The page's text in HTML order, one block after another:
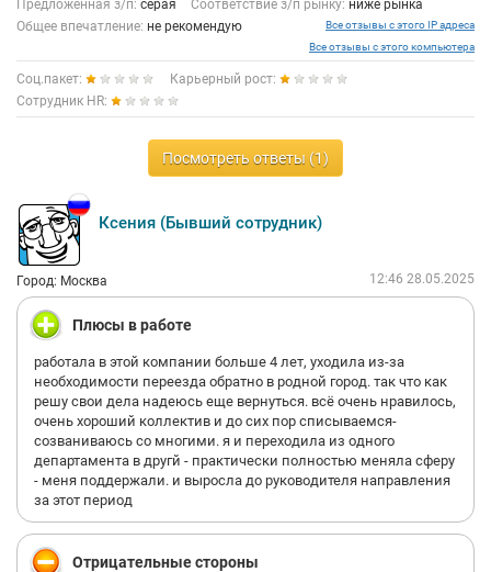
Предложенная з/п: серая Соответствие з/п рынку: ниже рынка
Общее впечатление: не рекомендую
Все отзывы с этого IP адреса
Все отзывы с этого компьютера
Соц.пакет:
Карьерный рост:
Сотрудник HR:
Посмотреть ответы (1)
Ксения (Бывший сотрудник)
Город: Москва 12:46 28.05.2025
Плюсы в работе
работала в этой компании больше 4 лет, уходила из-за
необходимости переезда обратно в родной город. так что как
решу свои дела надеюсь еще вернуться. всё очень нравилось,
очень хороший коллектив и до сих пор списываемся-
созваниваюсь со многими. я и переходила из одного
департамента в другй - практически полностью меняла сферу
- меня поддержали. и выросла до руководителя направления
за этот период
Отрицательные стороны